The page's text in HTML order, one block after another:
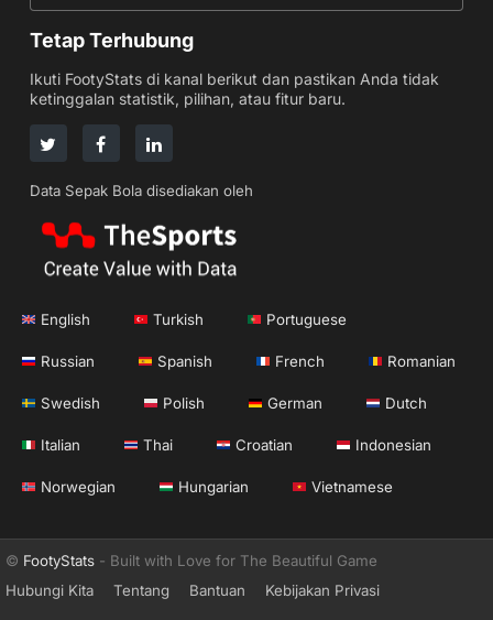
Tetap Terhubung
Ikuti FootyStats di kanal berikut dan pastikan Anda tidak
ketinggalan statistik, pilihan, atau fitur baru.
Data Sepak Bola disediakan oleh
English Turkish Portuguese
Russian Spanish French Romanian
Swedish Polish German Dutch
Italian Thai Croatian Indonesian
Norwegian Hungarian Vietnamese
© FootyStats - Built with Love for The Beautiful Game
Hubungi Kita
Tentang Bantuan Kebijakan Privasi